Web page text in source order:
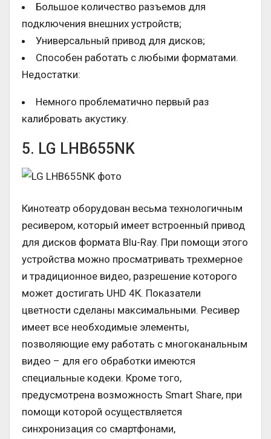
Большое количество разъемов для
подключения внешних устройств;
Универсальный привод для дисков;
Способен работать с любыми форматами.
Недостатки:
Немного проблематично первый раз
калибровать акустику.
5. LG LHB655NK
Кинотеатр оборудован весьма технологичным
ресивером, который имеет встроенный привод
для дисков формата Blu-Ray. При помощи этого
устройства можно просматривать трехмерное
и традиционное видео, разрешение которого
может достигать UHD 4К. Показатели
цветности сделаны максимальными. Ресивер
имеет все необходимые элементы,
позволяющие ему работать с многоканальным
видео – для его обработки имеются
специальные кодеки. Кроме того,
предусмотрена возможность Smart Share, при
помощи которой осуществляется
синхронизация со смартфонами,